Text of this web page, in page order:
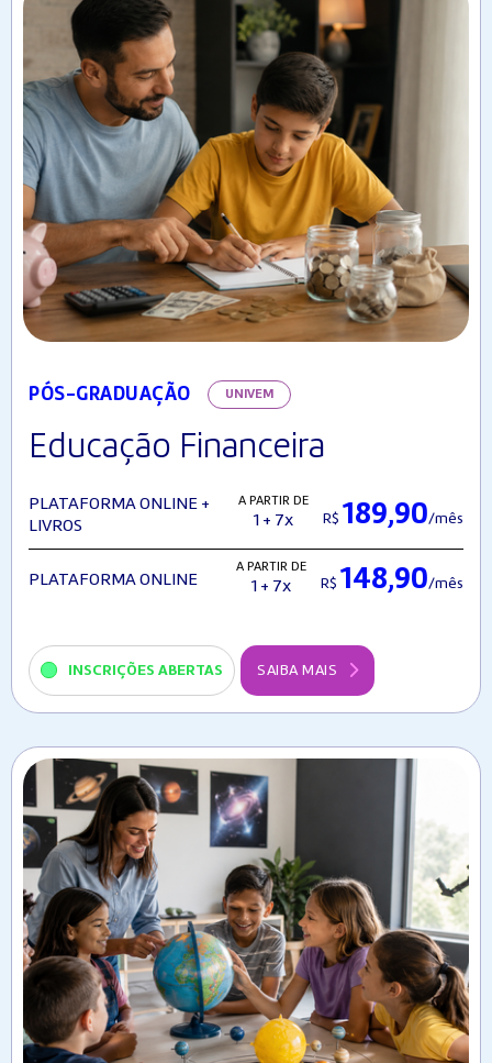
PÓS-GRADUAÇÃO UNIVEM
Educação Financeira
PLATAFORMA ONLINE +
LIVROS
A PARTIR DE
1 + 7x R$ 189,90/mês
PLATAFORMA ONLINE
A PARTIR DE
1 + 7x R$ 148,90/mês
INSCRIÇÕES ABERTAS SAIBA MAIS